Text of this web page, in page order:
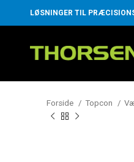
LØSNINGER TIL
Forside Topcon